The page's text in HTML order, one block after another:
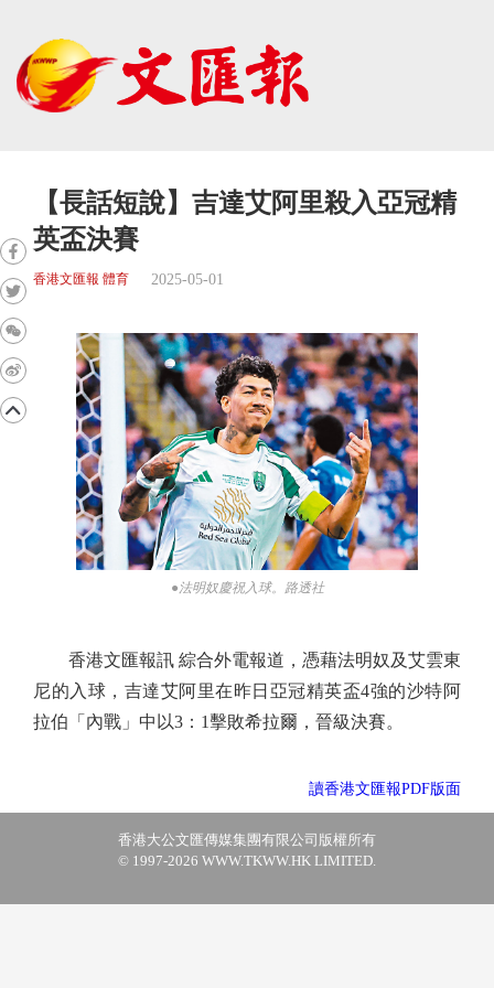
【長話短說】吉達艾阿里殺入亞冠精
英盃決賽
香港文匯報 體育 2025-05-01
●法明奴慶祝入球。路透社
香港文匯報訊 綜合外電報道，憑藉法明奴及艾雲東
尼的入球，吉達艾阿里在昨日亞冠精英盃4強的沙特阿
拉伯「內戰」中以3：1擊敗希拉爾，晉級決賽。
讀香港文匯報PDF版面
香港大公文匯傳媒集團有限公司版權所有
© 1997-2026 WWW.TKWW.HK LIMITED.